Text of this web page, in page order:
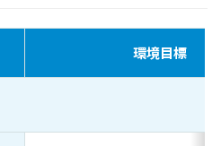
環境目標